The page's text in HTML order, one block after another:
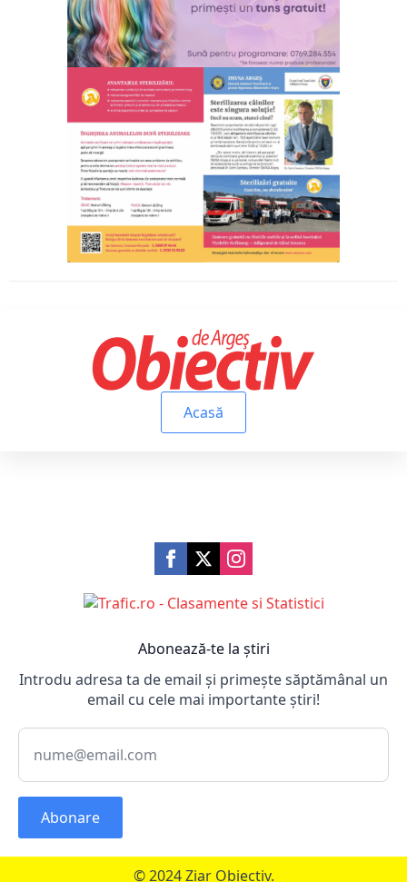
Acasă
Abonează-te la știri
Introdu adresa ta de email și primește săptămânal un
email cu cele mai importante știri!
Abonare
© 2024 Ziar Obiectiv.